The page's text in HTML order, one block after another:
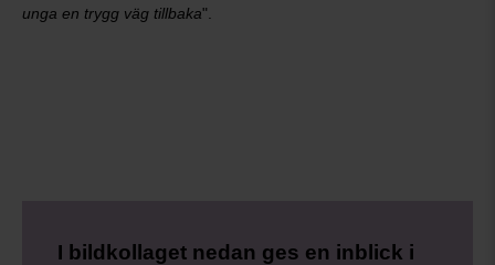
unga en trygg väg tillbaka".
I bildkollaget nedan ges en inblick i